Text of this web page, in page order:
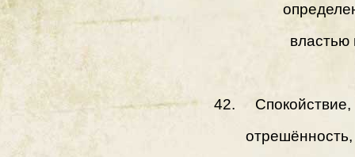
властью
42. Спокойствие,
отрешённость,